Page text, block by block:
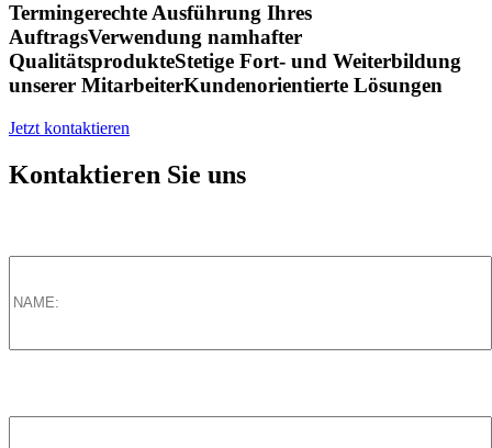
Termingerechte Ausführung Ihres
AuftragsVerwendung namhafter
QualitätsprodukteStetige Fort- und Weiterbildung
unserer MitarbeiterKundenorientierte Lösungen
Jetzt kontaktieren
Kontaktieren Sie uns